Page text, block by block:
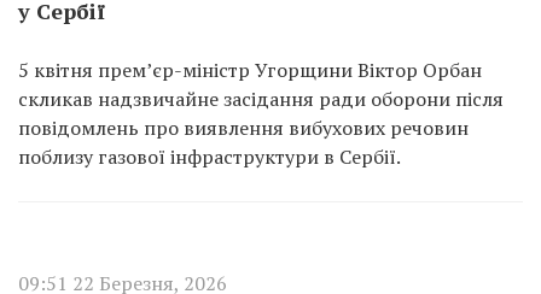
у Сербії
5 квітня прем’єр-міністр Угорщини Віктор Орбан
скликав надзвичайне засідання ради оборони після
повідомлень про виявлення вибухових речовин
поблизу газової інфраструктури в Сербії.
09:51 22 Березня, 2026